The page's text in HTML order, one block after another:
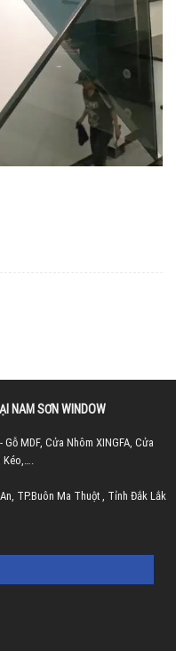
NAM SƠN WINDOW
MDF, Cửa Nhôm XINGFA, Cửa
Kéo,….
TP.Buôn Ma Thuột , Tỉnh Đắk Lắk